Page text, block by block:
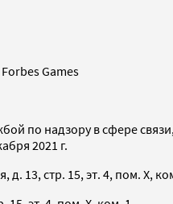
Games
по надзору в сфере
2021 г.
13, стр. 15, эт. 4, пом. X,